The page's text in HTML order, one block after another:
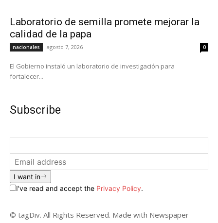
Laboratorio de semilla promete mejorar la
calidad de la papa
nacionales agosto 7, 2026 0
El Gobierno instaló un laboratorio de investigación para
fortalecer...
Subscribe
I want in
I've read and accept the Privacy Policy.
© tagDiv. All Rights Reserved. Made with Newspaper